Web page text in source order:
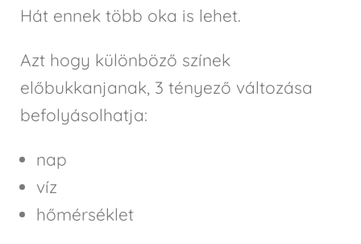
Hát ennek több oka is lehet.
Azt hogy különböző színek
előbukkanjanak, 3 tényező változása
befolyásolhatja:
nap
víz
hőmérséklet